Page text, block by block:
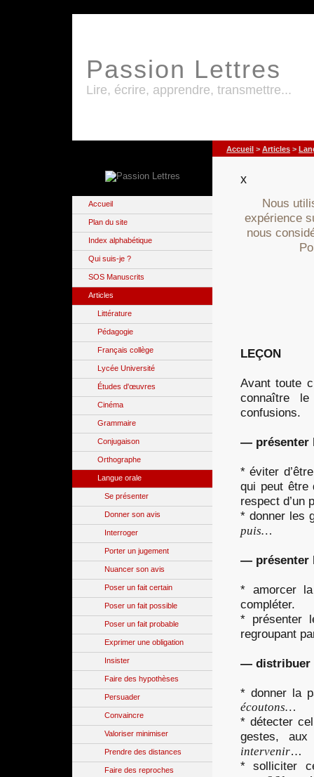
Passion Lettres
Lire, écrire, apprendre, transmettre...
Accueil
Plan du site
Index alphabétique
Qui suis-je ?
SOS Manuscrits
Articles
Littérature
Pédagogie
Français collège
Lycée Université
Études d'œuvres
Cinéma
Grammaire
Conjugaison
Orthographe
Langue orale
Se présenter
Donner son avis
Interroger
Porter un jugement
Nuancer son avis
Poser un fait certain
Poser un fait possible
Poser un fait probable
Exprimer une obligation
Insister
Faire des hypothèses
Persuader
Convaincre
Valoriser minimiser
Prendre des distances
Faire des reproches
Accueil > Articles >
x
Nous
expérience
nous
LEÇON
Avant toute
connaître
confusions.
— présenter
* éviter
qui peut être
respect d’un
* donner les
puis…
— présenter
* amorcer
compléter.
* présenter
regroupant
— distribuer
* donner la
écoutons…
* détecter
gestes,
intervenir…
* solliciter